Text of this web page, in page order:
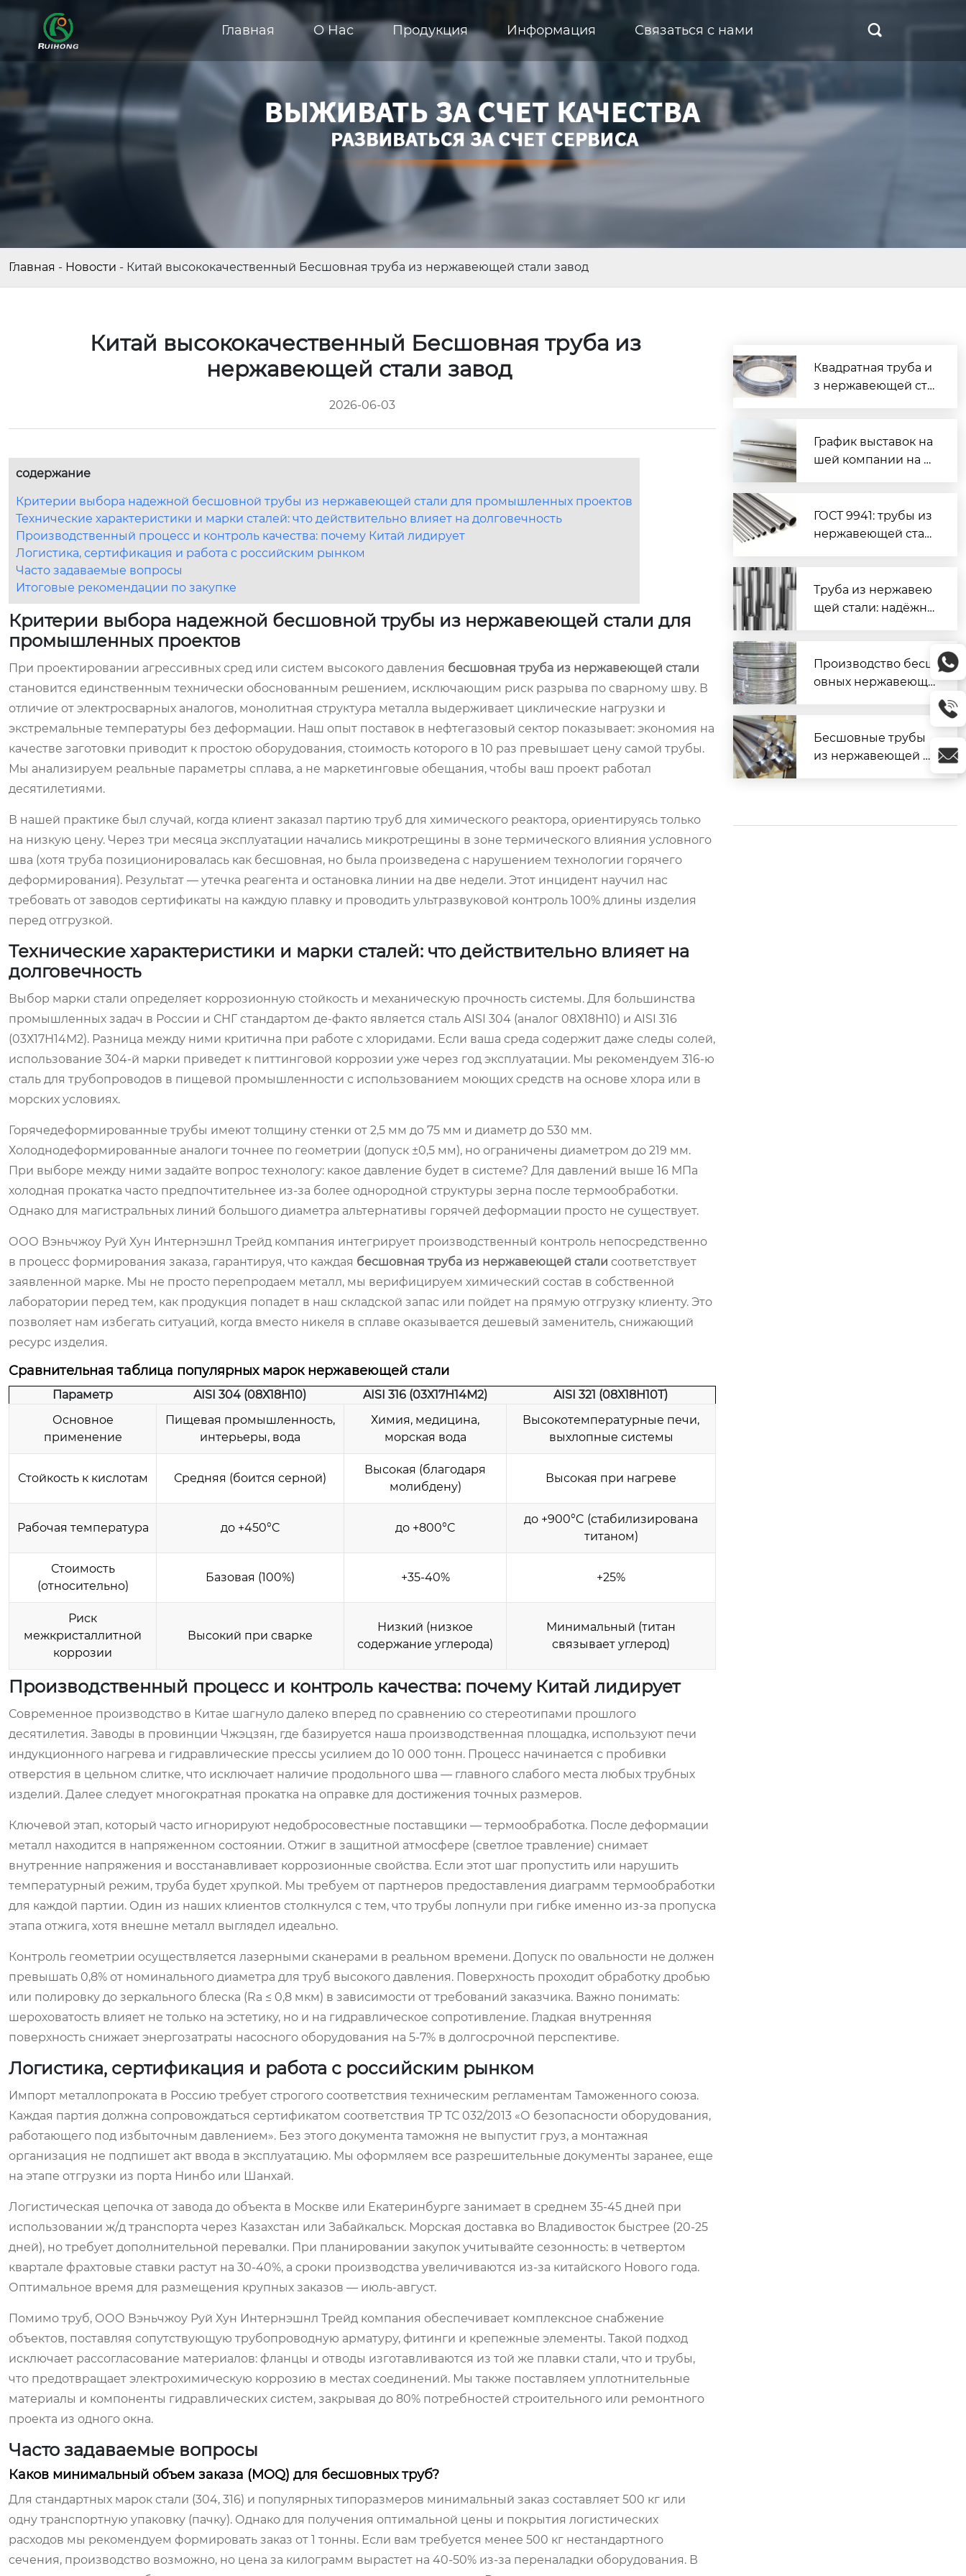
Главная О Hас Продукция Информация Связаться с нами 
Главная - Новости - Китай высококачественный Бесшовная труба из нержавеющей стали завод
Китай высококачественный Бесшовная труба из
нержавеющей стали завод
2026-06-03
содержание
Критерии выбора надежной бесшовной трубы из нержавеющей стали для промышленных проектов
Технические характеристики и марки сталей: что действительно влияет на долговечность
Производственный процесс и контроль качества: почему Китай лидирует
Логистика, сертификация и работа с российским рынком
Часто задаваемые вопросы
Итоговые рекомендации по закупке
Критерии выбора надежной бесшовной трубы из нержавеющей стали для
промышленных проектов
При проектировании агрессивных сред или систем высокого давления бесшовная труба из нержавеющей стали
становится единственным технически обоснованным решением, исключающим риск разрыва по сварному шву. В
отличие от электросварных аналогов, монолитная структура металла выдерживает циклические нагрузки и
экстремальные температуры без деформации. Наш опыт поставок в нефтегазовый сектор показывает: экономия на
качестве заготовки приводит к простою оборудования, стоимость которого в 10 раз превышает цену самой трубы.
Мы анализируем реальные параметры сплава, а не маркетинговые обещания, чтобы ваш проект работал
десятилетиями.
В нашей практике был случай, когда клиент заказал партию труб для химического реактора, ориентируясь только
на низкую цену. Через три месяца эксплуатации начались микротрещины в зоне термического влияния условного
шва (хотя труба позиционировалась как бесшовная, но была произведена с нарушением технологии горячего
деформирования). Результат — утечка реагента и остановка линии на две недели. Этот инцидент научил нас
требовать от заводов сертификаты на каждую плавку и проводить ультразвуковой контроль 100% длины изделия
перед отгрузкой.
Технические характеристики и марки сталей: что действительно влияет на
долговечность
Выбор марки стали определяет коррозионную стойкость и механическую прочность системы. Для большинства
промышленных задач в России и СНГ стандартом де-факто является сталь AISI 304 (аналог 08Х18Н10) и AISI 316
(03Х17Н14М2). Разница между ними критична при работе с хлоридами. Если ваша среда содержит даже следы солей,
использование 304-й марки приведет к питтинговой коррозии уже через год эксплуатации. Мы рекомендуем 316-ю
сталь для трубопроводов в пищевой промышленности с использованием моющих средств на основе хлора или в
морских условиях.
Горячедеформированные трубы имеют толщину стенки от 2,5 мм до 75 мм и диаметр до 530 мм.
Холоднодеформированные аналоги точнее по геометрии (допуск ±0,5 мм), но ограничены диаметром до 219 мм.
При выборе между ними задайте вопрос технологу: какое давление будет в системе? Для давлений выше 16 МПа
холодная прокатка часто предпочтительнее из-за более однородной структуры зерна после термообработки.
Однако для магистральных линий большого диаметра альтернативы горячей деформации просто не существует.
ООО Вэньчжоу Руй Хун Интернэшнл Трейд компания интегрирует производственный контроль непосредственно
в процесс формирования заказа, гарантируя, что каждая бесшовная труба из нержавеющей стали соответствует
заявленной марке. Мы не просто перепродаем металл, мы верифицируем химический состав в собственной
лаборатории перед тем, как продукция попадет в наш складской запас или пойдет на прямую отгрузку клиенту. Это
позволяет нам избегать ситуаций, когда вместо никеля в сплаве оказывается дешевый заменитель, снижающий
ресурс изделия.
Сравнительная таблица популярных марок нержавеющей стали
Параметр AISI 304 (08Х18Н10) AISI 316 (03Х17Н14М2)
AISI 321 (08Х18Н10Т)
Основное
применение
Пищевая промышленность,
интерьеры, вода
Химия, медицина,
морская вода
Высокотемпературные печи,
выхлопные системы
Стойкость к кислотам Средняя (боится серной)
Высокая (благодаря
молибдену)
Высокая при нагреве
Рабочая температура до +450°C до +800°C
до +900°C (стабилизирована
титаном)
Стоимость
(относительно)
Базовая (100%) +35-40% +25%
Риск
межкристаллитной
коррозии
Высокий при сварке
Низкий (низкое
содержание углерода)
Минимальный (титан
связывает углерод)
Производственный процесс и контроль качества: почему Китай лидирует
Современное производство в Китае шагнуло далеко вперед по сравнению со стереотипами прошлого
десятилетия. Заводы в провинции Чжэцзян, где базируется наша производственная площадка, используют печи
индукционного нагрева и гидравлические прессы усилием до 10 000 тонн. Процесс начинается с пробивки
отверстия в цельном слитке, что исключает наличие продольного шва — главного слабого места любых трубных
изделий. Далее следует многократная прокатка на оправке для достижения точных размеров.
Ключевой этап, который часто игнорируют недобросовестные поставщики — термообработка. После деформации
металл находится в напряженном состоянии. Отжиг в защитной атмосфере (светлое травление) снимает
внутренние напряжения и восстанавливает коррозионные свойства. Если этот шаг пропустить или нарушить
температурный режим, труба будет хрупкой. Мы требуем от партнеров предоставления диаграмм термообработки
для каждой партии. Один из наших клиентов столкнулся с тем, что трубы лопнули при гибке именно из-за пропуска
этапа отжига, хотя внешне металл выглядел идеально.
Контроль геометрии осуществляется лазерными сканерами в реальном времени. Допуск по овальности не должен
превышать 0,8% от номинального диаметра для труб высокого давления. Поверхность проходит обработку дробью
или полировку до зеркального блеска (Ra ≤ 0,8 мкм) в зависимости от требований заказчика. Важно понимать:
шероховатость влияет не только на эстетику, но и на гидравлическое сопротивление. Гладкая внутренняя
поверхность снижает энергозатраты насосного оборудования на 5-7% в долгосрочной перспективе.
Логистика, сертификация и работа с российским рынком
Импорт металлопроката в Россию требует строгого соответствия техническим регламентам Таможенного союза.
Каждая партия должна сопровождаться сертификатом соответствия ТР ТС 032/2013 «О безопасности оборудования,
работающего под избыточным давлением». Без этого документа таможня не выпустит груз, а монтажная
организация не подпишет акт ввода в эксплуатацию. Мы оформляем все разрешительные документы заранее, еще
на этапе отгрузки из порта Нинбо или Шанхай.
Логистическая цепочка от завода до объекта в Москве или Екатеринбурге занимает в среднем 35-45 дней при
использовании ж/д транспорта через Казахстан или Забайкальск. Морская доставка во Владивосток быстрее (20-25
дней), но требует дополнительной перевалки. При планировании закупок учитывайте сезонность: в четвертом
квартале фрахтовые ставки растут на 30-40%, а сроки производства увеличиваются из-за китайского Нового года.
Оптимальное время для размещения крупных заказов — июль-август.
Помимо труб, ООО Вэньчжоу Руй Хун Интернэшнл Трейд компания обеспечивает комплексное снабжение
объектов, поставляя сопутствующую трубопроводную арматуру, фитинги и крепежные элементы. Такой подход
исключает рассогласование материалов: фланцы и отводы изготавливаются из той же плавки стали, что и трубы,
что предотвращает электрохимическую коррозию в местах соединений. Мы также поставляем уплотнительные
материалы и компоненты гидравлических систем, закрывая до 80% потребностей строительного или ремонтного
проекта из одного окна.
Часто задаваемые вопросы
Каков минимальный объем заказа (MOQ) для бесшовных труб?
Для стандартных марок стали (304, 316) и популярных типоразмеров минимальный заказ составляет 500 кг или
одну транспортную упаковку (пачку). Однако для получения оптимальной цены и покрытия логистических
расходов мы рекомендуем формировать заказ от 1 тонны. Если вам требуется менее 500 кг нестандартного
сечения, производство возможно, но цена за килограмм вырастет на 40-50% из-за переналадки оборудования. В
Квадратная труба и
з нержавеющей ста
тва и промышленн
ости
График выставок на
шей компании на с
ГОСТ 9941: трубы из
нержавеющей стал
ение
Труба из нержавею
щей стали: надёжно
оительства
Производство бесш
овных нержавеющи
Бесшовные трубы
из нержавеющей ст